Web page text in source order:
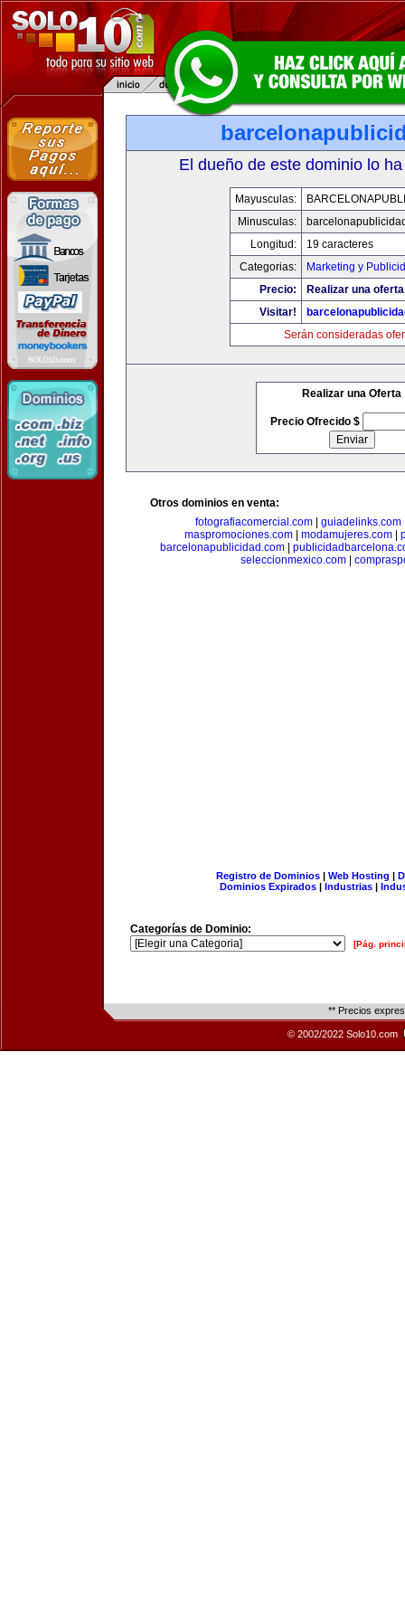
El dueño de este dominio lo
Mayusculas:
Minusculas:
Longitud:
19 caracteres
Categorias:
Marketing y
Precio:
Realizar una
Visitar!
Serán consideradas
Realizar una Oferta
Precio Ofrecido $
Otros dominios en venta:
fotografiacomercial.com
guiadelinks.com
maspromociones.com
modamujeres.com
barcelonapublicidad.com|
seleccionmexico.com
Registro de Dominios| Web Hosting |
Dominios Expirados | Industrias |
Categorías de Dominio:
[Pág.
** Precios
© 2002/2022 Solo10.com